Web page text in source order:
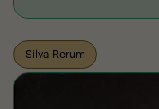
Silva Rerum